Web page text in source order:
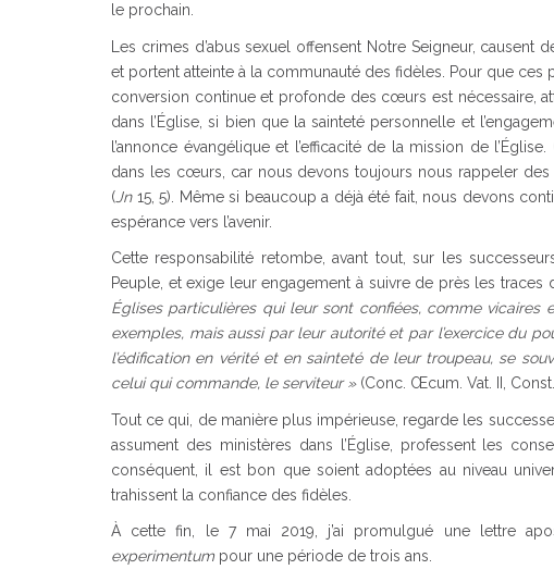
le prochain.
Les crimes d’abus sexuel offensent Notre Seigneur,
et portent atteinte à la communauté des fidèles. Pour que
conversion continue et profonde des cœurs est nécessaire,
dans l’Église, si bien que la sainteté personnelle et
l’annonce évangélique et l’efficacité de la mission de
dans les cœurs, car nous devons toujours nous rappeler
( Jn15, 5). Même si beaucoup a déjà été fait, nous devons
espérance vers l’avenir.
Cette responsabilité retombe, avant tout, sur les
Peuple, et exige leur engagement à suivre de près les
Églises particulières qui leur sont confiées, comme
exemples, mais aussi par leur autorité et par l’exercice du
l’édification en vérité et en sainteté de leur troupeau, se
celui qui commande, le serviteur » (Conc. Œcum. Vat. II, Const.
Tout ce qui, de manière plus impérieuse, regarde les
assument des ministères dans l’Église, professent les
conséquent, il est bon que soient adoptées au niveau
trahissent la confiance des fidèles.
À cette fin, le 7 mai 2019, j’ai promulgué une lettre
experimentum pour une période de trois ans.